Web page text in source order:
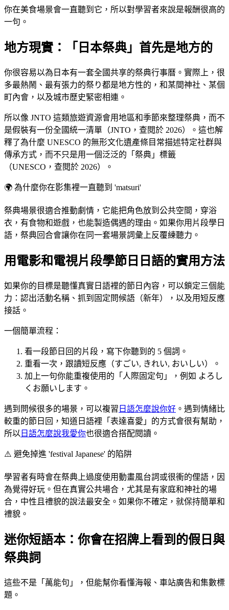
你在美食場景會一直聽到它，所以對學習者來說是報酬很高的
一句。
地方現實：「日本祭典」首先是地方的
你很容易以為日本有一套全國共享的祭典行事曆。實際上，很
多最熱鬧、最有張力的祭り都是地方性的，和某間神社、某個
町內會，以及城市歷史緊密相連。
所以像 JNTO 這類旅遊資源會用地區和季節來整理祭典，而不
是假裝有一份全國統一清單（JNTO，查閱於 2026）。這也解
釋了為什麼 UNESCO 的無形文化遺產條目常描述特定社群與
傳承方式，而不只是用一個泛泛的「祭典」標籤
（UNESCO，查閱於 2026）。
🌍 為什麼你在影集裡一直聽到 'matsuri'
祭典場景很適合推動劇情，它能把角色放到公共空間，穿浴
衣，有食物和遊戲，也能製造偶遇的理由。如果你用片段學日
語，祭典回合會讓你在同一套場景詞彙上反覆練聽力。
用電影和電視片段學節日日語的實用方法
如果你的目標是聽懂真實日語裡的節日內容，可以鎖定三個能
力：認出活動名稱、抓到固定問候語（新年），以及用短反應
接話。
一個簡單流程：
看一段節日回的片段，寫下你聽到的 5 個詞。
重看一次，跟讀短反應（すごい, きれい, おいしい）。
加上一句你能重複使用的「人際固定句」，例如 よろし
くお願いします。
遇到問候很多的場景，可以複習 日語怎麼說你好 。遇到情緒比
較重的節日回，知道日語裡「表達喜愛」的方式會很有幫助，
所以 日語怎麼說我愛你也很適合搭配閱讀。
⚠️ 避免掉進 'festival Japanese' 的陷阱
學習者有時會在祭典上過度使用動畫風台詞或很衝的俚語，因
為覺得好玩。但在真實公共場合，尤其是有家庭和神社的場
合，中性且禮貌的說法最安全。如果你不確定，就保持簡單和
禮貌。
迷你短語本：你會在招牌上看到的假日與
祭典詞
這些不是「萬能句」，但能幫你看懂海報、車站廣告和集數標
題。